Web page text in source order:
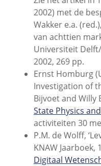
2002) met de
Wakker e.a.
van achttien
Universiteit
2002, 269 pp.
Ernst Homburg
Investigation of
Bijvoet and Willy
State Physics
activiteiten 30
P.M. de Wolff,
KNAW Jaarboek,
Digitaal